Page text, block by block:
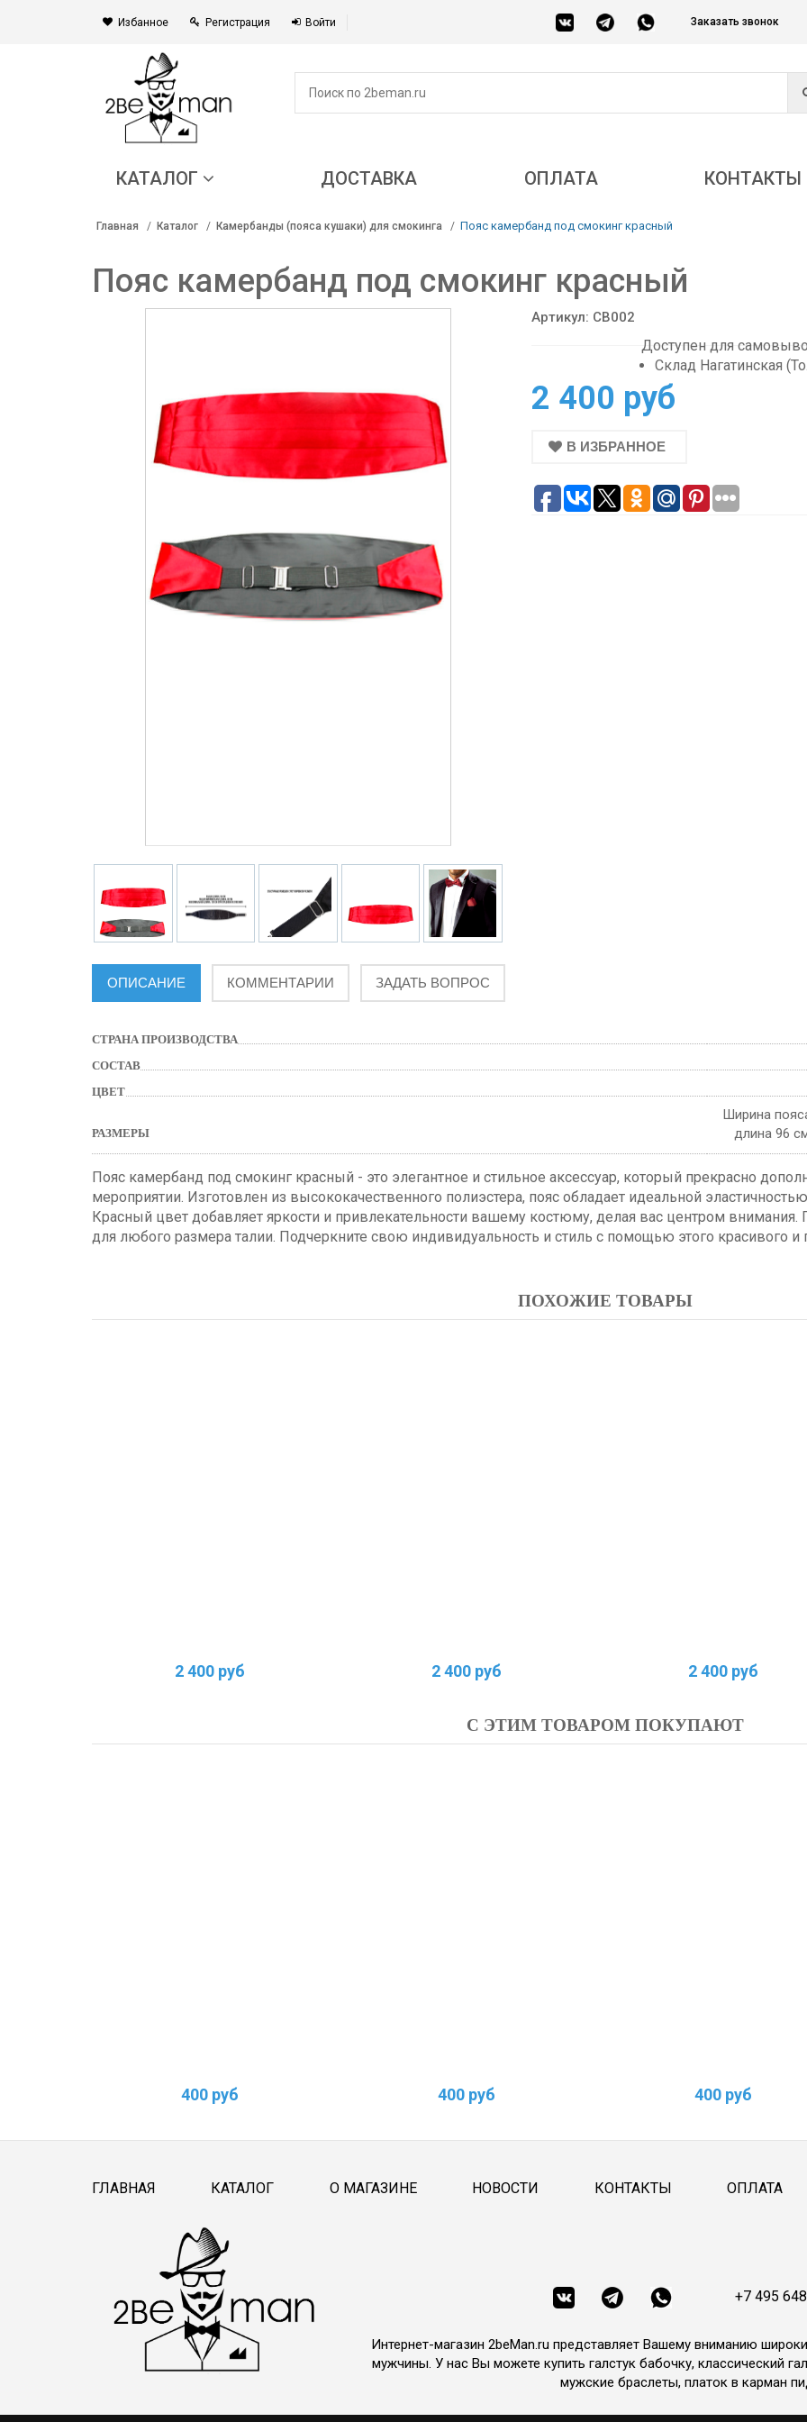
Избанное Регистрация Войти Заказать звонок
КАТАЛОГ ДОСТАВКА ОПЛАТА КОНТАКТЫ
Главная Каталог Камербанды (пояса кушаки) для смокинга Пояс камербанд под смокинг красный
Пояс камербанд под смокинг красный
Артикул: CB002
Доступен для
Склад Нагатинская
2 400 руб
В ИЗБРАННОЕ
ОПИСАНИЕ КОММЕНТАРИИ ЗАДАТЬ ВОПРОС
СТРАНА ПРОИЗВОДСТВА
СОСТАВ
ЦВЕТ
РАЗМЕРЫ
Ширина
длина 96
Пояс камербанд под смокинг красный - это элегантное и стильное аксессуар, который прекрасно
мероприятии. Изготовлен из высококачественного полиэстера, пояс обладает идеальной
Красный цвет добавляет яркости и привлекательности вашему костюму, делая вас центром внимания.
для любого размера талии. Подчеркните свою индивидуальность и стиль с помощью этого красивого и
ПОХОЖИЕ ТОВАРЫ
2 400 руб 2 400 руб 2 400 руб
С ЭТИМ ТОВАРОМ ПОКУПАЮТ
400 руб 400 руб 400 руб
ГЛАВНАЯ КАТАЛОГ О МАГАЗИНЕ НОВОСТИ КОНТАКТЫ ОПЛАТА
+7 495
Интернет-магазин 2beMan.ru представляет Вашему вниманию
мужчины. У нас Вы можете купить галстук бабочку, классический
мужские браслеты, платок в карман